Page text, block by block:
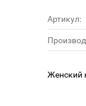
Артикул:
Женский